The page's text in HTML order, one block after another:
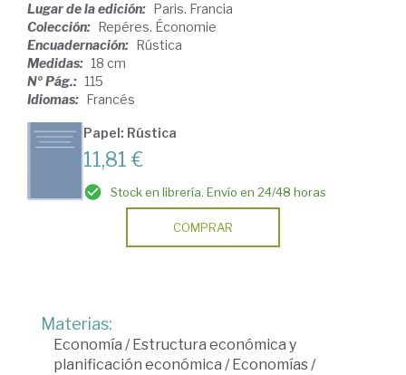
Lugar de la edición: Paris. Francia
Colección: Repéres. Économie
Encuadernación: Rústica
Medidas: 18 cm
Nº Pág.: 115
Idiomas: Francés
Papel: Rústica
11,81 €
Stock en librería. Envío en 24/48 horas
COMPRAR
Materias:
Economía / Estructura económica y
planificación económica / Economías/